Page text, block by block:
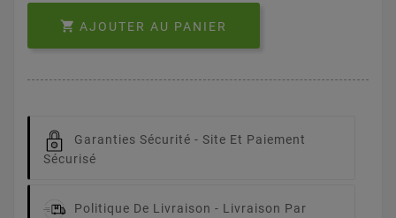
 AJOUTER AU PANIER
Garanties Sécurité - Site Et Paiement
Sécurisé
Politique De Livraison - Livraison Par